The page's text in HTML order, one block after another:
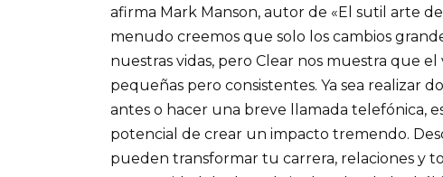
afirma Mark Manson, autor de «El sutil arte
menudo creemos que solo los cambios
nuestras vidas, pero Clear nos muestra que
pequeñas pero consistentes. Ya sea realizar
antes o hacer una breve llamada telefónica,
potencial de crear un impacto tremendo.
pueden transformar tu carrera, relaciones y